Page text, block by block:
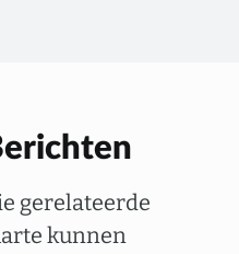
gerelateerde
kunnen